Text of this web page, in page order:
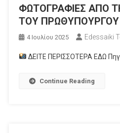
ΦΩΤΟΓΡΑΦΙΕΣ ΑΠΟ
ΤΟΥ ΠΡΩΘΥΠΟΥΡΓΟΥ
4 Ιουλίου 2025 Edessaiki
ΔΕΙΤΕ ΠΕΡΙΣΣΟΤΕΡΑ ΕΔΩ
Continue Reading